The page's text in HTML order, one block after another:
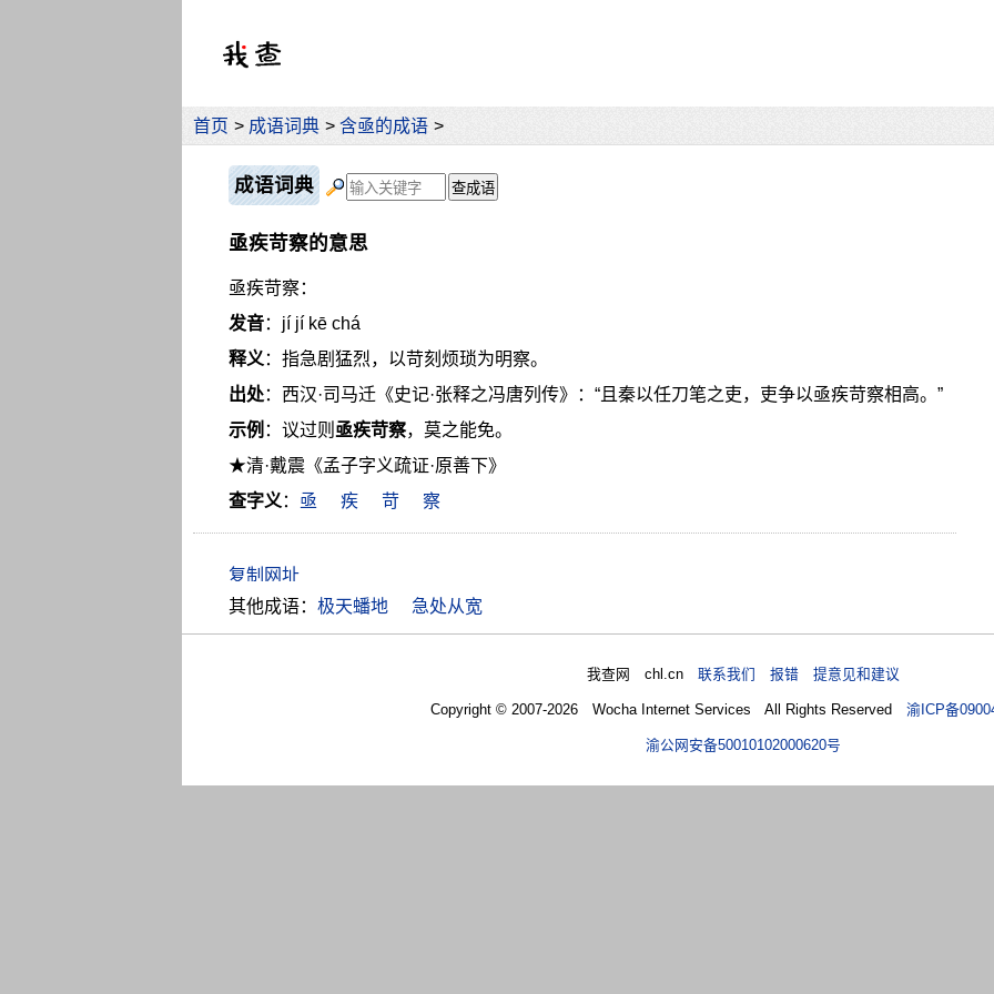
首页 > 成语词典 > 含亟的成语 >
成语词典
亟疾苛察的意思
亟疾苛察：
发音：jí jí kē chá
释义：指急剧猛烈，以苛刻烦琐为明察。
出处：西汉·司马迁《史记·张释之冯唐列传》：“且秦以任刀笔之吏，吏争以亟疾苛察相高。”
示例 ：议过则 亟疾苛察，莫之能免。
★清·戴震《孟子字义疏证·原善下》
查字义： 亟 疾 苛 察
其他成语： 极天蟠地 急处从宽
我查网 chl.cn联系我们 报错 提意见和建议
Copyright © 2007-2026 Wocha Internet Services All Rights Reserved渝ICP备
渝公网安备50010102000620号